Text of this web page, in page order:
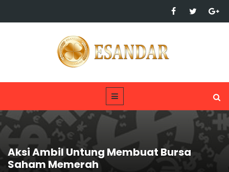
Aksi Ambil Untung Membuat Bursa
Saham Memerah